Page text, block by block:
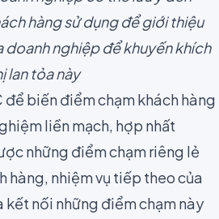
hàng sử dụng để giới thiệu
doanh nghiệp để khuyến khích
lan tỏa này
để biến điểm chạm khách hàng
liền mạch, hợp nhất
những điểm chạm riêng lẻ
hàng, nhiệm vụ tiếp theo của
kết nối những điểm chạm này